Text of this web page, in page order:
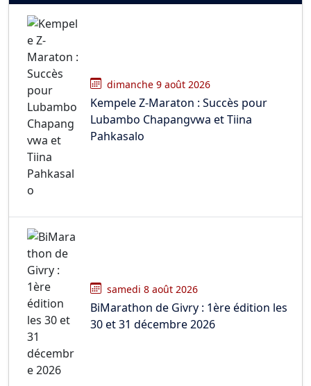
dimanche 9 août 2026
Kempele Z-Maraton : Succès pour
Lubambo Chapangvwa et Tiina
Pahkasalo
samedi 8 août 2026
BiMarathon de Givry : 1ère édition les
30 et 31 décembre 2026